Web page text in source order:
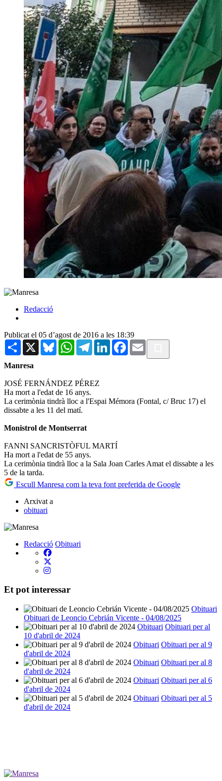
Redacció
Publicat el 05 d’agost de 2016 a les 18:39
Share X BlueskyWhatsAppTelegramLinkedInFacebook
Email
Manresa
JOSÉ FERNÁNDEZ PÉREZ
Ha mort a l'edat de 16 anys.
La cerimònia tindrà lloc a l'Espai Mémora (Fontal, c/ Bruc 17) el
dissabte a les 11 del matí.
Monistrol de Montserrat
FANNI SANCRISTÒFUL MARTÍ
Ha mort a l'edat de 55 anys.
La cerimònia tindrà lloc a la Sala Joan Carles Amat el dissabte a les
5 de la tarda.
Escull Manresa com la teva font preferida de Google
Arxivat a
obituari
Redacció Obituari
Et pot interessar
Obituari
Obituari de Leoncio Cebrián Vicente - 04/08/2025
Obituari Obituari per al
10 d'abril de 2024
Obituari Obituari per al 9
d'abril de 2024
Obituari Obituari per al 8
d'abril de 2024
Obituari Obituari per al 6
d'abril de 2024
Obituari Obituari per al 5
d'abril de 2024